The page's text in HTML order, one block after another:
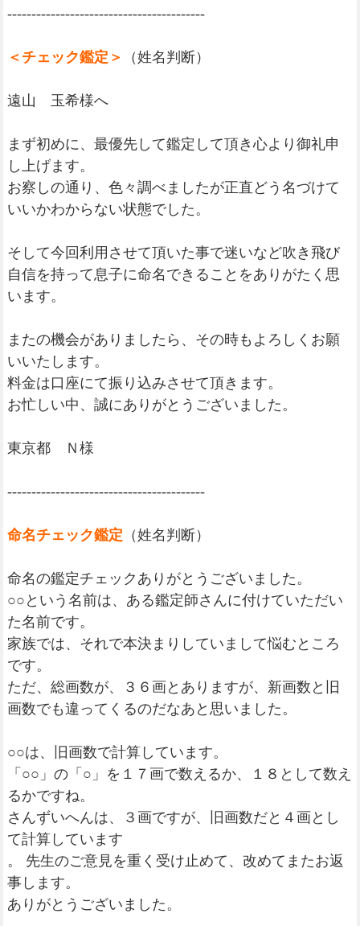
-----------------------------------------
＜チェック鑑定＞ （姓名判断）
遠山 玉希様へ
まず初めに、最優先して鑑定して頂き心より御礼申
し上げます。
お察しの通り、色々調べましたが正直どう名づけて
いいかわからない状態でした。
そして今回利用させて頂いた事で迷いなど吹き飛び
自信を持って息子に命名できることをありがたく思
います。
またの機会がありましたら、その時もよろしくお願
いいたします。
料金は口座にて振り込みさせて頂きます。
お忙しい中、誠にありがとうございました。
東京都 Ｎ様
-----------------------------------------
命名チェック鑑定 （姓名判断）
命名の鑑定チェックありがとうございました。
○○という名前は、ある鑑定師さんに付けていただい
た名前です。
家族では、それで本決まりしていまして悩むところ
です。
ただ、総画数が、３６画とありますが、新画数と旧
画数でも違ってくるのだなあと思いました。
○○は、旧画数で計算しています。
「○○」の「○」を１７画で数えるか、１８として数え
るかですね。
さんずいへんは、３画ですが、旧画数だと４画とし
て計算しています
。 先生のご意見を重く受け止めて、改めてまたお返
事します。
ありがとうございました。